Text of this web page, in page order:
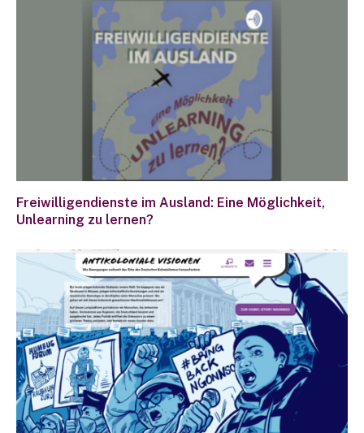
Freiwilligendienste im Ausland: Eine Möglichkeit,
Unlearning zu lernen?